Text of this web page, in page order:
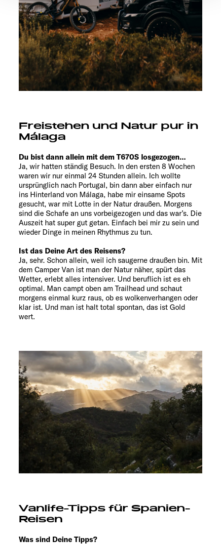
den störungsfreien Betrieb der Webseite und die
Ermöglichung der Seitennavigation erforderlich sind.
Freistehen und Natur pur in
Málaga
Du bist dann allein mit dem T670S losgezogen…
Ja, wir hatten ständig Besuch. In den ersten 8 Wochen
waren wir nur einmal 24 Stunden allein. Ich wollte
ursprünglich nach Portugal, bin dann aber einfach nur
ins Hinterland von Málaga, habe mir einsame Spots
gesucht, war mit Lotte in der Natur draußen. Morgens
sind die Schafe an uns vorbeigezogen und das war’s. Die
Auszeit hat super gut getan. Einfach bei mir zu sein und
wieder Dinge in meinen Rhythmus zu tun.
Ist das Deine Art des Reisens?
Ja, sehr. Schon allein, weil ich saugerne draußen bin. Mit
dem Camper Van ist man der Natur näher, spürt das
Wetter, erlebt alles intensiver. Und beruflich ist es eh
optimal. Man campt oben am Trailhead und schaut
morgens einmal kurz raus, ob es wolkenverhangen oder
klar ist. Und man ist halt total spontan, das ist Gold
wert.
Vanlife-Tipps für Spanien-
Reisen
Was sind Deine Tipps?